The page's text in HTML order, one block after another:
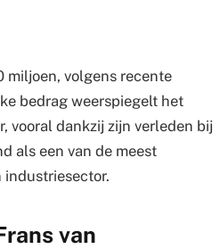
miljoen, volgens recente
bedrag weerspiegelt het
vooral dankzij zijn verleden bij
als een van de meest
industriesector.
van